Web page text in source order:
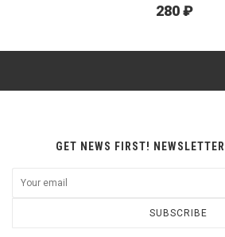
280 ₽
GET NEWS FIRST! NEWSLETTER
SUBSCRIBE